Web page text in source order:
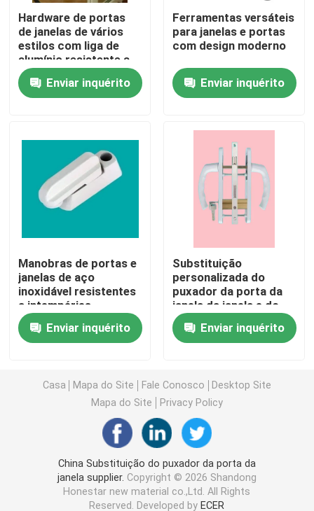
Controle da qualidade
Contacte-nos
Peça umas citações
Perfis da janela de UPVC
janela de batente do upvc
janela de deslizamento do upvc
Porta deslizante de UPVC
Janela de alumínio da ruptura térmica
Portas de alumínio da ruptura térmica
Hardware de portas
de janelas de vários
estilos com liga de
alumínio resistente a
intempéries
Enviar inquérito
Ferramentas versáteis
para janelas e portas
com design moderno
Enviar inquérito
Manobras de portas e
janelas de aço
inoxidável resistentes
a intempéries
Enviar inquérito
Substituição
personalizada do
puxador da porta da
janela da janela e do
hardware UPVC da
portaEnviar inquérito
Casa Mapa do Site Fale Conosco
Desktop Site
Mapa do Site
Privacy Policy
China Substituição do puxador da porta da
janela supplier. Copyright © 2026 Shandong
Honestar new material co.,Ltd. All Rights
Reserved. Developed by ECER